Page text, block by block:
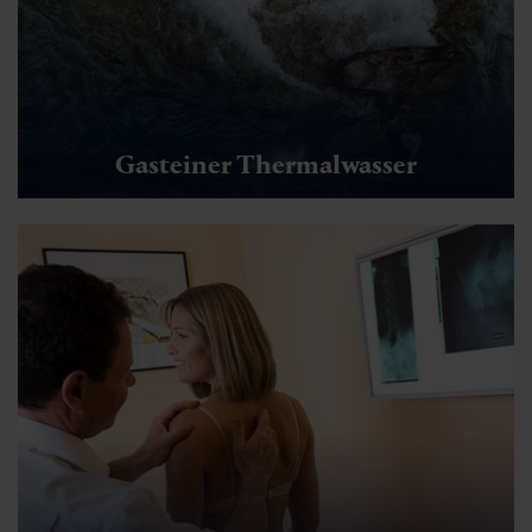
Gasteiner Thermalwasser